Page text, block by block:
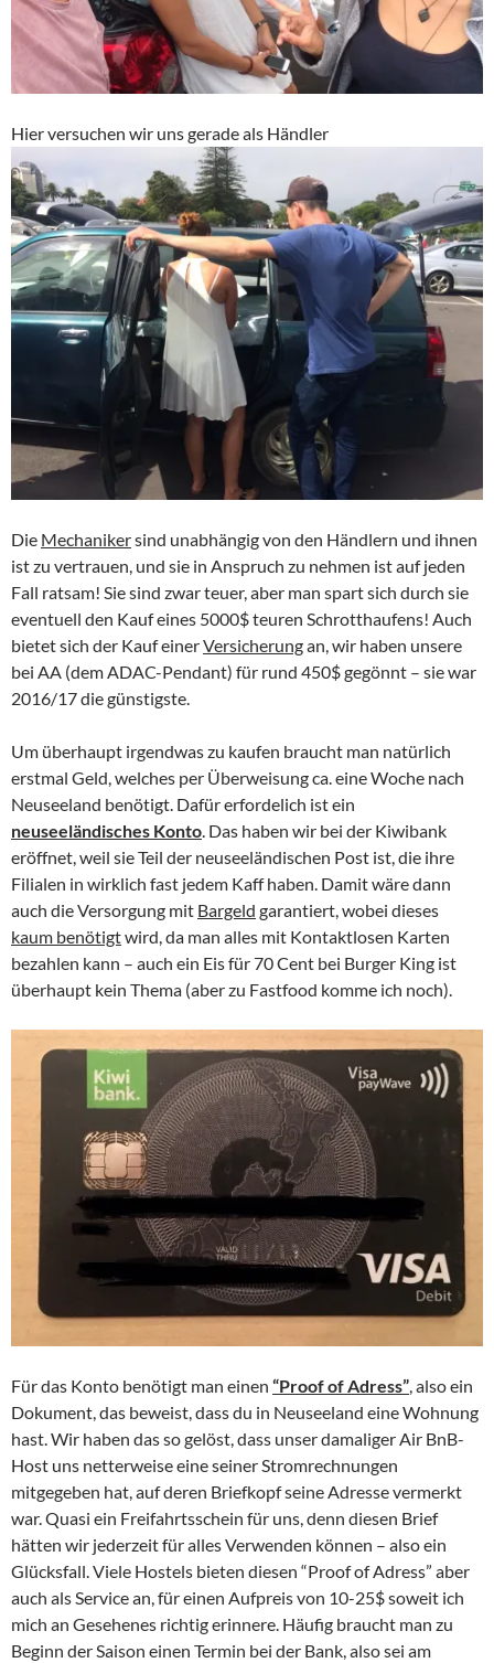
Hier versuchen wir uns gerade als Händler
Die Mechanikersind unabhängig von den Händlern und ihnen
ist zu vertrauen, und sie in Anspruch zu nehmen ist auf jeden
Fall ratsam! Sie sind zwar teuer, aber man spart sich durch sie
eventuell den Kauf eines 5000$ teuren Schrotthaufens! Auch
bietet sich der Kauf einerVersicherungan, wir haben unsere
bei AA (dem ADAC-Pendant) für rund 450$ gegönnt – sie war
2016/17 die günstigste.
Um überhaupt irgendwas zu kaufen braucht man natürlich
erstmal Geld, welches per Überweisung ca. eine Woche nach
Neuseeland benötigt. Dafür erfordelich ist ein
neuseeländisches Konto. Das haben wir bei der Kiwibank
eröffnet, weil sie Teil der neuseeländischen Post ist, die ihre
Filialen in wirklich fast jedem Kaff haben. Damit wäre dann
auch die Versorgung mit Bargeld garantiert, wobei dieses
kaum benötigtwird, da man alles mit Kontaktlosen Karten
bezahlen kann – auch ein Eis für 70 Cent bei Burger King ist
überhaupt kein Thema (aber zu Fastfood komme ich noch).
Für das Konto benötigt man einen “Proof of Adress”, also ein
Dokument, das beweist, dass du in Neuseeland eine Wohnung
hast. Wir haben das so gelöst, dass unser damaliger Air BnB-
Host uns netterweise eine seiner Stromrechnungen
mitgegeben hat, auf deren Briefkopf seine Adresse vermerkt
war. Quasi ein Freifahrtsschein für uns, denn diesen Brief
hätten wir jederzeit für alles Verwenden können – also ein
Glücksfall. Viele Hostels bieten diesen “Proof of Adress” aber
auch als Service an, für einen Aufpreis von 10-25$ soweit ich
mich an Gesehenes richtig erinnere. Häufig braucht man zu
Beginn der Saison einen Termin bei der Bank, also sei am